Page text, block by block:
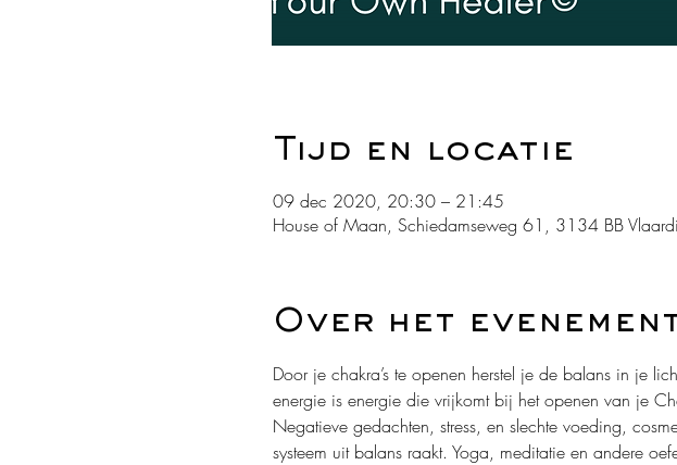
Tijd en locatie
09 dec 2020, 20:30 – 21:45
House of Maan, Schiedamseweg 61, 3134 BB
Over het
Door je chakra’s te openen herstel je de balans in je
energie is energie die vrijkomt bij het openen van je
Negatieve gedachten, stress, en slechte voeding,
systeem uit balans raakt. Yoga, meditatie en andere